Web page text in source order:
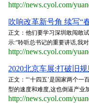
http://news.cyol.com/
吹响改革新号角 续写“
正文：他们要学习深圳敢闯敢
示:“聆听总书记的重要讲话,我
http://news.cyol.com/
2020北京车展:打破旧
正文：“‘十四五’是国家两个一
型的速度和难度,这也倒逼产业
http://news.cyol.com/